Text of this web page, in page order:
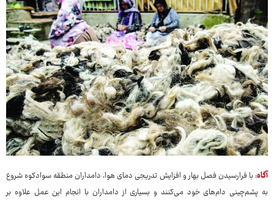
آگاه: با فرارسیدن فصل بهار و افزایش تدریجی دمای هوا، دامداران منطقه سوادکوه شروع
به پشم‌چینی دام‌های خود می‌کنند و بسیاری از دامداران با انجام این عمل علاوه بر